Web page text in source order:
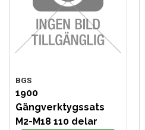
VERKTYG
VERKTYG FÖR ELBILAR
VÄSKOR OCH BOXAR
OM OSS
BGS
1900
Gängverktygssats
M2-M18 110 delar